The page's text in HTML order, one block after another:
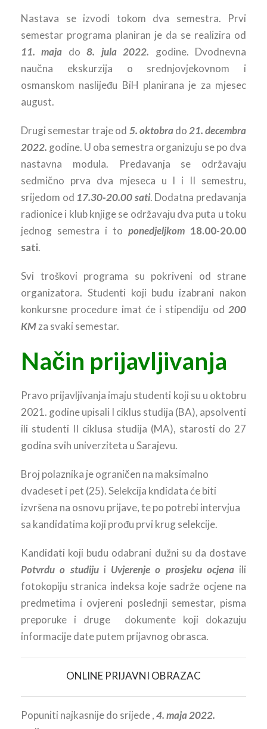
Nastava se izvodi tokom dva semestra. Prvi
semestar programa planiran je da se realizira od
11. maja do8. jula 2022. godine. Dvodnevna
naučna ekskurzija o srednjovjekovnom i
osmanskom naslijeđu BiH planirana je za mjesec
august.
Drugi semestar traje od 5. oktobrado21. decembra
2022. godine. U oba semestra organizuju se po dva
nastavna modula. Predavanja se održavaju
sedmično prva dva mjeseca u I i II semestru,
srijedom od 17.30-20.00sati. Dodatna predavanja
radionice i klub knjige se održavaju dva puta u toku
jednog semestra i to ponedjeljkom 18.00-20.00
sati.
Svi troškovi programa su pokriveni od strane
organizatora. Studenti koji budu izabrani nakon
konkursne procedure imat će i stipendiju od 200
KMza svaki semestar.
Način prijavljivanja
Pravo prijavljivanja imaju studenti koji su u oktobru
2021. godine upisali I ciklus studija (BA), apsolventi
ili studenti II ciklusa studija (MA), starosti do 27
godina svih univerziteta u Sarajevu.
Broj polaznika je ograničen na maksimalno
dvadeset i pet (25). Selekcija kndidata će biti
izvršena na osnovu prijave, te po potrebi intervjua
sa kandidatima koji prođu prvi krug selekcije.
Kandidati koji budu odabrani dužni su da dostave
Potvrdu o studijui Uvjerenje o prosjeku ocjenaili
fotokopiju stranica indeksa koje sadrže ocjene na
predmetima i ovjereni poslednji semestar, pisma
preporuke i druge dokumente koji dokazuju
informacije date putem prijavnog obrasca.
ONLINE PRIJAVNI OBRAZAC
Popuniti najkasnije do srijede ,4. maja 2022.